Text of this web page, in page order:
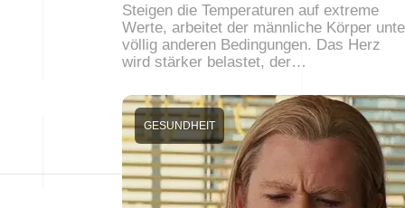
Steigen die Temperaturen auf extreme
Werte, arbeitet der männliche Körper
völlig anderen Bedingungen. Das Herz
wird stärker belastet, der…
GESUNDHEIT